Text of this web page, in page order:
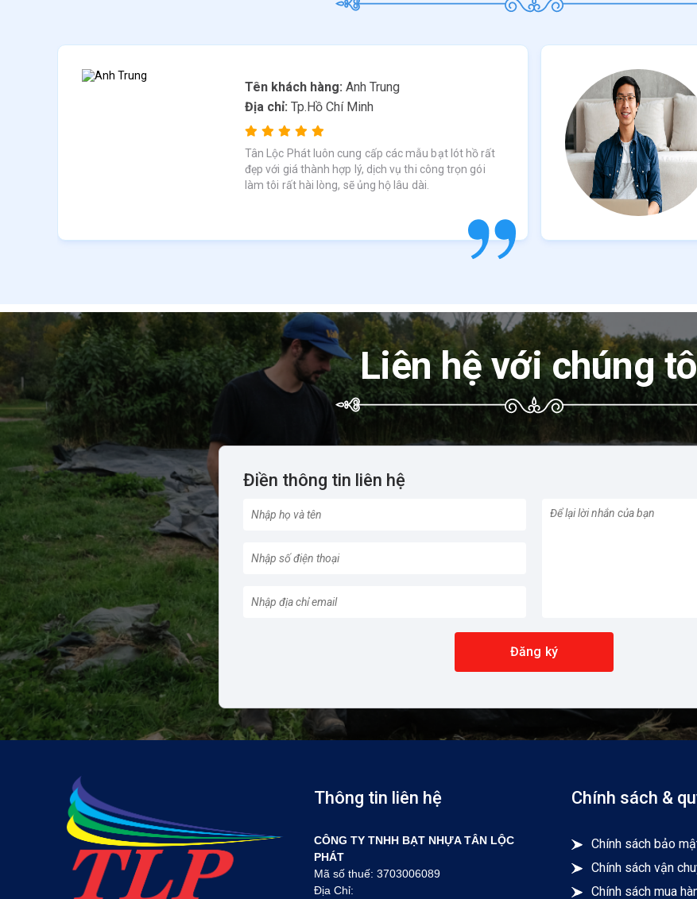
Tên khách hàng: Anh Trung
Địa chỉ: Tp.Hồ Chí Minh
Tân Lộc Phát luôn cung cấp các mẫu bạt lót hồ rất
đẹp với giá thành hợp lý, dịch vụ thi công trọn gói
làm tôi rất hài lòng, sẽ ủng hộ lâu dài.
Liên hệ với chúng
Điền thông tin liên hệ
Đăng ký
Thông tin liên hệ
CÔNG TY TNHH BẠT NHỰA TÂN LỘC
PHÁT
Mã số thuế: 3703006089
Địa Chỉ:
Chính sách &
Chính sách bảo
Chính sách vận
Chính sách mua